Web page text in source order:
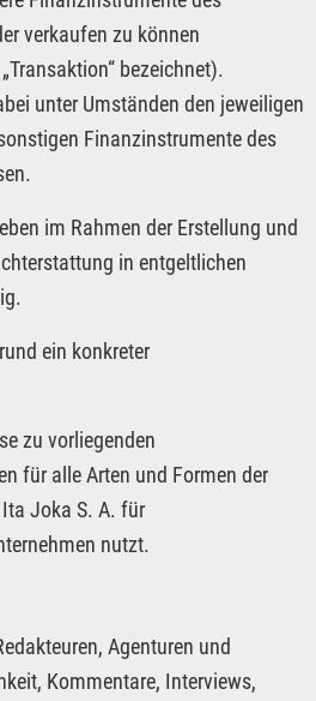
verkaufen zu können
bezeichnet).
unter Umständen den jeweiligen
Finanzinstrumente des
im Rahmen der Erstellung und
in entgeltlichen
ein konkreter
zu vorliegenden
für alle Arten und Formen der
Joka S. A. für
nutzt.
Agenturen und
Kommentare, Interviews,